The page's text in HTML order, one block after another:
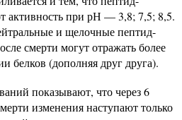
активность при рН — 3,8; 7,5; 8,5.
и щелочные пептид-
смерти могут отражать более
белков (дополняя друг друга).
показывают, что через 6
изменения наступают только